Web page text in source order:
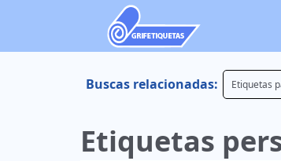
Buscas relacionadas: Etiquetas
Etiquetas